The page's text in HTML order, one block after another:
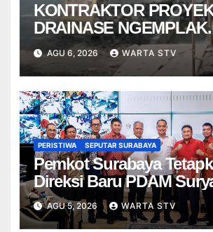
KONTRAKTOR
DRAINASE NGEMPLAK
DISANKSI USAI WARGA
TERPELESET
AGU 6, 2026 WARTA STV
PERISTIWA SEPUTAR SURABAYA
Pemkot Surabaya
Direksi Baru PDAM
Sembada, Fokus Perkuat
Layanan dan Kinerja
AGU 5, 2026 WARTA STV